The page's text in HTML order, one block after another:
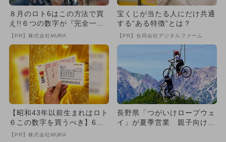
８月のロト6はこの方法で買
え!!６つの数字が『完全一
致』する方法
【PR】株式会社MURA
宝くじが当たる人にだけ共通
する“ある特徴”とは？
【PR】合同会社デジタルファーム
【昭和43年以前生まれはロト
６この数字を買うべき】6つ
の数字が「完全一致」する
【PR】株式会社MURA
長野県「つがいけロープウェ
イ」が夏季営業 親子向け体